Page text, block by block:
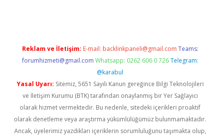
Reklam ve İletişim: E-mail: backlinkpaneli@gmail.com Teams:
forumhizmeti@gmail.com Whatsapp: 0262 606 0 726 Telegram:
@karabul
Yasal Uyarı: Sitemiz, 5651 Sayılı Kanun gereğince Bilgi Teknolojileri
ve İletişim Kurumu (BTK) tarafından onaylanmış bir Yer Sağlayıcı
olarak hizmet vermektedir. Bu nedenle, sitedeki içerikleri proaktif
olarak denetleme veya araştırma yükümlülüğümüz bulunmamaktadır.
Ancak, üyelerimiz yazdıkları içeriklerin sorumluluğunu taşımakta olup,